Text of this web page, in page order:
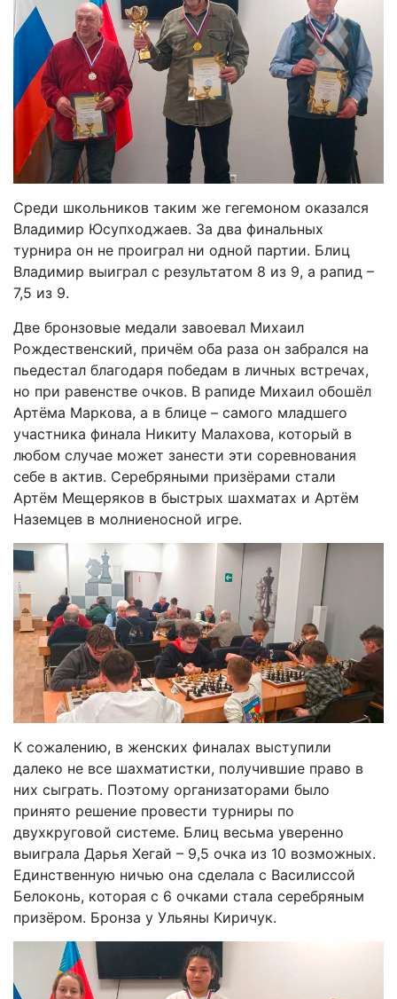
Среди школьников таким же гегемоном оказался
Владимир Юсупходжаев. За два финальных
турнира он не проиграл ни одной партии. Блиц
Владимир выиграл с результатом 8 из 9, а рапид –
7,5 из 9.
Две бронзовые медали завоевал Михаил
Рождественский, причём оба раза он забрался на
пьедестал благодаря победам в личных встречах,
но при равенстве очков. В рапиде Михаил обошёл
Артёма Маркова, а в блице – самого младшего
участника финала Никиту Малахова, который в
любом случае может занести эти соревнования
себе в актив. Серебряными призёрами стали
Артём Мещеряков в быстрых шахматах и Артём
Наземцев в молниеносной игре.
К сожалению, в женских финалах выступили
далеко не все шахматистки, получившие право в
них сыграть. Поэтому организаторами было
принято решение провести турниры по
двухкруговой системе. Блиц весьма уверенно
выиграла Дарья Хегай – 9,5 очка из 10 возможных.
Единственную ничью она сделала с Василиссой
Белоконь, которая с 6 очками стала серебряным
призёром. Бронза у Ульяны Киричук.